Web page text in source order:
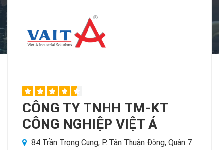
CÔNG TY TNHH TM-KT
CÔNG NGHIỆP VIỆT Á
84 Trần Trọng Cung, P. Tân Thuận Đông, Quận 7